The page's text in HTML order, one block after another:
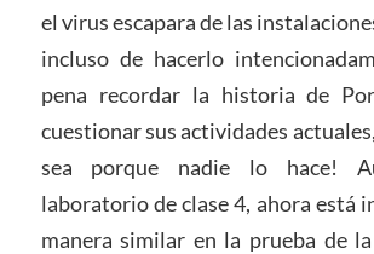
el virus escapara de las
incluso de hacerlo
pena recordar la historia de
cuestionar sus actividades
sea porque nadie lo hace!
laboratorio de clase 4, ahora está
manera similar en la prueba de